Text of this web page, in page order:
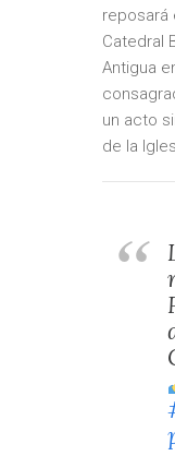
reposará
Catedral
Antigua
un acto
de la